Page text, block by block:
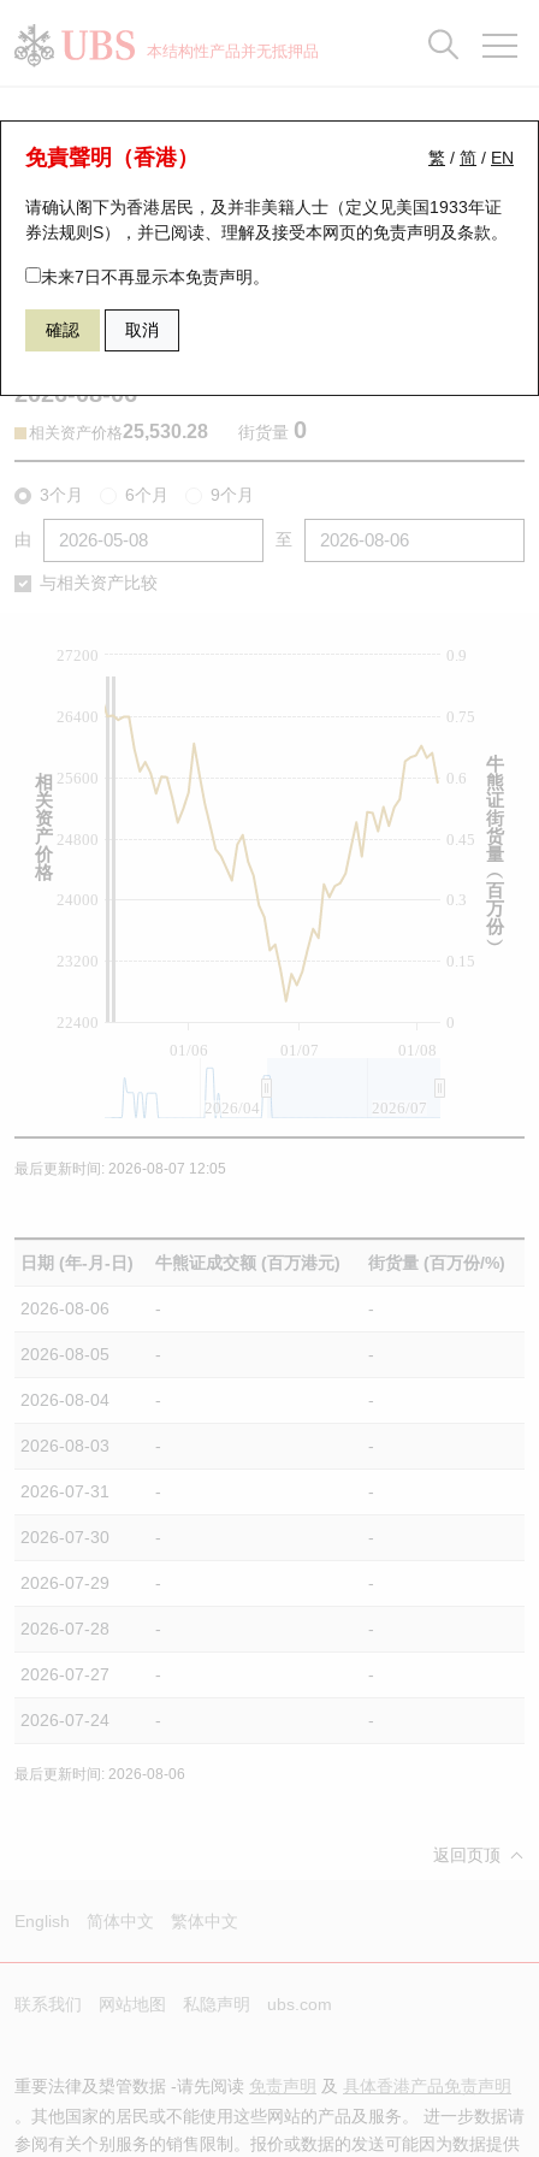
本结构性产品并无抵押品
繁 / 简 / EN
免責聲明（香港）
请确认阁下为香港居民，及并非美籍人士（定义见美国1933年证
券法规则S），并已阅读、理解及接受本网页的免责声明及条款。
未来7日不再显示本免责声明。
確認 取消
牛熊证分析仪
表现 街货统计 比较
54769 瑞银熊证 HSI 恒生指数
2026-08-06
相关资产价格25,530.28 街货量 0
3个月 6个月 9个月
由 至
与相关资产比较
01/07
01/06 01/08
0
0.6
0.15
0.3
0.45
0.75
0.9
24000
22400
23200
24800
25600
26400
27200
2026/04 2026/07
牛
熊
证
街
货
量
︵
百
万
份
︶
相
关
资
产
价
格
最后更新时间: 2026-08-07 12:05
日期 (年-月-日) 牛熊证成交额 (百万港元) 街货量 (百万份/%)
2026-08-06 - -
2026-08-05 - -
2026-08-04 - -
2026-08-03 - -
2026-07-31 - -
2026-07-30 - -
2026-07-29 - -
2026-07-28 - -
2026-07-27 - -
2026-07-24 - -
最后更新时间: 2026-08-06
返回页顶
English 简体中文 繁体中文
联系我们 网站地图 私隐声明 ubs.com
重要法律及槼管数据 -请先阅读 免责声明 及 具体香港产品免责声明
。其他国家的居民或不能使用这些网站的产品及服务。 进一步数据请
参阅有关个别服务的销售限制。报价或数据的发送可能因为数据提供
瑞银认股证一览
新发行瑞银认股证
即将到期认股证
认股证到期结算价查找
认股证分析仪
认股证/牛熊证日志
街货统计
比较
牛熊全景快搜
牛熊证搜寻
牛熊证街货分布图
正股牛熊证列表
新发行瑞银牛熊证
牛熊证到期结算价查找
牛熊证文件及公告
牛熊证文件及公告 (瑞信)
街货统计
比较
十大升幅/跌幅
十大认股证成交分布
十天股证占大市成交
资金流
街货统计
正股分析仪
二十大活跃股份
恒指成份股
国指成份股
科指成份股
中资ETFs溢价比较
收市竞价变化
持股比重
显示所有持股比重
每月轮证大市专题
轮证专栏
讲座及教育短片
认股证投资者教育
牛熊证投资者教育